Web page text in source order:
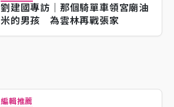
劉建國專訪｜那個騎單車領宮廟油
米的男孩 為雲林再戰張家
編輯推薦